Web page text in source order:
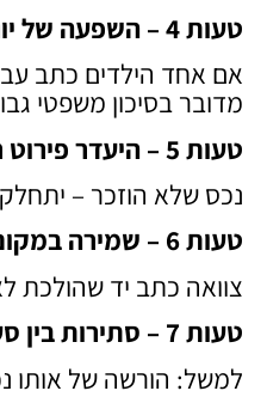
טעות 4 – השפעה של יורש על ניסוח הצוואה
אם אחד הילדים כתב
מדובר בסיכון משפטי
טעות 5 – היעדר פירוט רכוש
נכס שלא הוזכר –
טעות 6 – שמירה במקום לא בטוח
צוואה כתב יד שהולכת
טעות 7 – סתירות בין סעיפים
למשל: הורשה של אותו